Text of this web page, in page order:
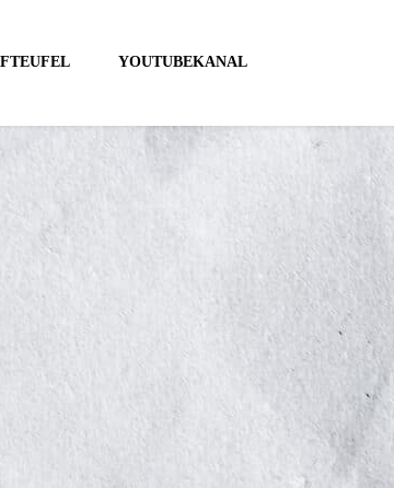
YOUTUBEKANAL